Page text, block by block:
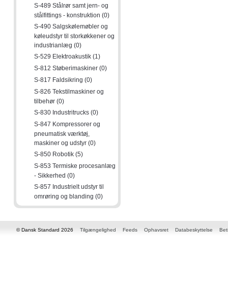
S-489 Stålrør samt jern- og
stålfittings - konstruktion (0)
S-490 Salgskølemøbler og
køleudstyr til storkøkkener og
industrianlæg (0)
S-529 Elektroakustik (1)
S-812 Støberimaskiner (0)
S-817 Faldsikring (0)
S-826 Tekstilmaskiner og
tilbehør (0)
S-830 Industritrucks (0)
S-847 Kompressorer og
pneumatisk værktøj,
maskiner og udstyr (0)
S-850 Robotik (5)
S-853 Termiske procesanlæg
- Sikkerhed (0)
S-857 Industrielt udstyr til
omrøring og blanding (0)
© Dansk Standard 2026 Tilgængelighed Feeds Ophavsret Databeskyttelse